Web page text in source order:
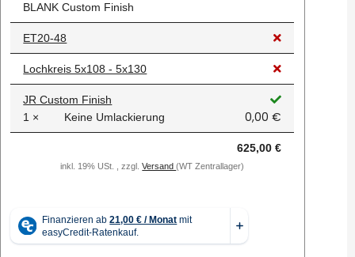
BLANK Custom Finish
ET20-48
Lochkreis 5x108 - 5x130
JR Custom Finish
1 ×
Keine Umlackierung 0,00 €
625,00 €
inkl. 19% USt. , zzgl.Versand(WT Zentrallager)